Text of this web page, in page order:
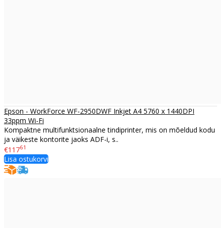
Epson - WorkForce WF-2950DWF Inkjet A4 5760 x 1440DPI
33ppm Wi-Fi
Kompaktne multifunktsionaalne tindiprinter, mis on mõeldud kodu
ja väikeste kontorite jaoks ADF-i, s..
€11761
Lisa ostukorvi